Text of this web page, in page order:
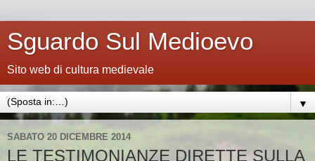
Sguardo Sul Medioevo
Sito web di cultura medievale
▼
SABATO 20 DICEMBRE 2014
LE TESTIMONIANZE DIRETTE SULLA